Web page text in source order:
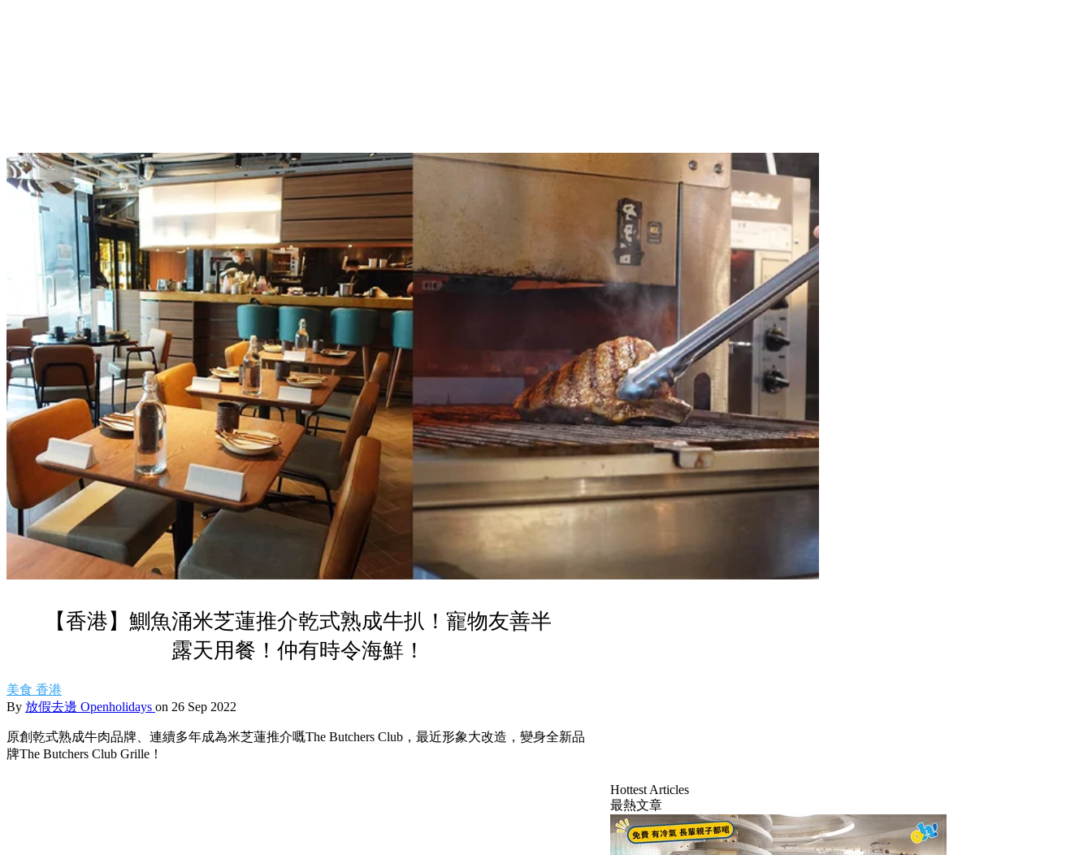
【香港】鰂魚涌米芝蓮推介乾式熟成牛扒！寵物友善半
露天用餐！仲有時令海鮮！
美食 香港
By 放假去邊 Openholidays on 26 Sep 2022
原創乾式熟成牛肉品牌、連續多年成為米芝蓮推介嘅The Butchers Club，最近形象大改造，變身全新品
牌The Butchers Club Grille！
Hottest Articles
最熱文章